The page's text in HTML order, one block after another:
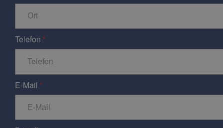
Telefon
E-Mail